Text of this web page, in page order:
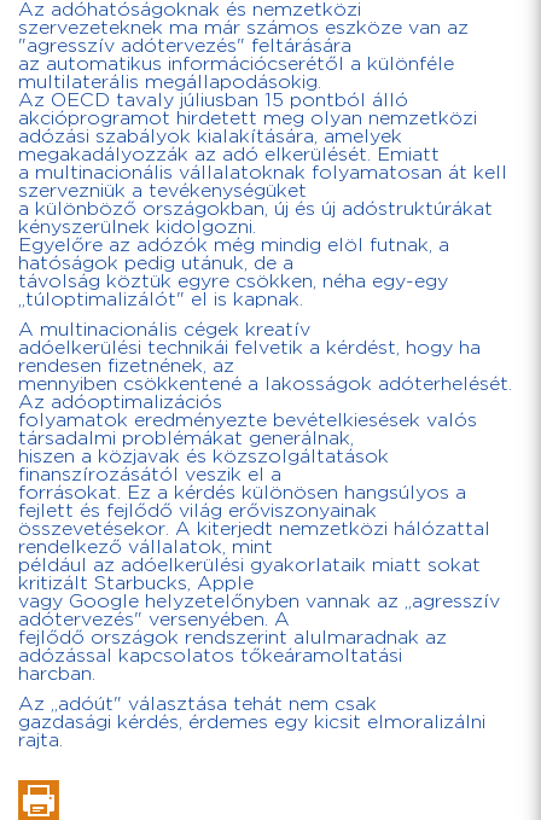
Az adóhatóságoknak és nemzetközi
szervezeteknek ma már számos eszköze van az
"agresszív adótervezés" feltárására
az automatikus információcserétől a különféle
multilaterális megállapodásokig.
Az OECD tavaly júliusban 15 pontból álló
akcióprogramot hirdetett meg olyan nemzetközi
adózási szabályok kialakítására, amelyek
megakadályozzák az adó elkerülését. Emiatt
a multinacionális vállalatoknak folyamatosan át kell
szervezniük a tevékenységüket
a különböző országokban, új és új adóstruktúrákat
kényszerülnek kidolgozni.
Egyelőre az adózók még mindig elöl futnak, a
hatóságok pedig utánuk, de a
távolság köztük egyre csökken, néha egy-egy
„túloptimalizálót" el is kapnak.
A multinacionális cégek kreatív
adóelkerülési technikái felvetik a kérdést, hogy ha
rendesen fizetnének, az
mennyiben csökkentené a lakosságok adóterhelését.
Az adóoptimalizációs
folyamatok eredményezte bevételkiesések valós
társadalmi problémákat generálnak,
hiszen a közjavak és közszolgáltatások
finanszírozásától veszik el a
forrásokat. Ez a kérdés különösen hangsúlyos a
fejlett és fejlődő világ erőviszonyainak
összevetésekor. A kiterjedt nemzetközi hálózattal
rendelkező vállalatok, mint
például az adóelkerülési gyakorlataik miatt sokat
kritizált Starbucks, Apple
vagy Google helyzetelőnyben vannak az „agresszív
adótervezés" versenyében. A
fejlődő országok rendszerint alulmaradnak az
adózással kapcsolatos tőkeáramoltatási
harcban.
Az „adóút" választása tehát nem csak
gazdasági kérdés, érdemes egy kicsit elmoralizálni
rajta.